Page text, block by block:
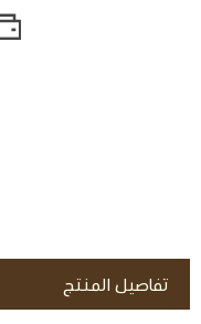
تفاصيل المنتج